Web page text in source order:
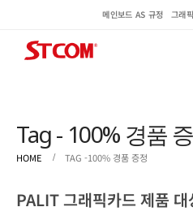
메인보드 AS 규정 그래
Tag - 100% 경품
HOME TAG -100% 경품 증정
PALIT 그래픽카드 제품